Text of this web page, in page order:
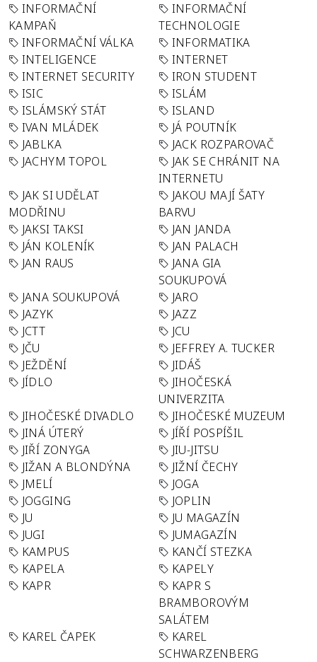
INFORMAČNÍ
KAMPAŇ
INFORMAČNÍ
TECHNOLOGIE
INFORMAČNÍ VÁLKA
INFORMATIKA
INTELIGENCE
INTERNET
INTERNET SECURITY
IRON STUDENT
ISIC
ISLÁM
ISLÁMSKÝ STÁT
ISLAND
IVAN MLÁDEK
JÁ POUTNÍK
JABLKA
JACK ROZPAROVAČ
JACHYM TOPOL
JAK SE CHRÁNIT NA
INTERNETU
JAK SI UDĚLAT
MODŘINU
JAKOU MAJÍ ŠATY
BARVU
JAKSI TAKSI
JAN JANDA
JÁN KOLENÍK
JAN PALACH
JAN RAUS
JANA GIA
SOUKUPOVÁ
JANA SOUKUPOVÁ
JARO
JAZYK
JAZZ
JCTT
JCU
JČU
JEFFREY A. TUCKER
JEŽDĚNÍ
JIDÁŠ
JÍDLO
JIHOČESKÁ
UNIVERZITA
JIHOČESKÉ DIVADLO
JIHOČESKÉ MUZEUM
JINÁ ÚTERÝ
JÍŘÍ POSPÍŠIL
JIŘÍ ZONYGA
JIU-JITSU
JIŽAN A BLONDÝNA
JIŽNÍ ČECHY
JMELÍ
JOGA
JOGGING
JOPLIN
JU
JU MAGAZÍN
JUGI
JUMAGAZÍN
KAMPUS
KANČÍ STEZKA
KAPELA
KAPELY
KAPR
KAPR S
BRAMBOROVÝM
SALÁTEM
KAREL ČAPEK
KAREL
SCHWARZENBERG